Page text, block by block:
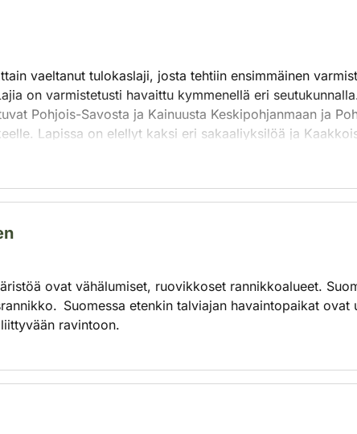
vaeltanut tulokaslaji, josta tehtiin ensimmäinen
on varmistetusti havaittu kymmenellä eri
Pohjois-Savosta ja Kainuusta Keskipohjanmaan ja
Lapissa on elellyt kaksi eri sakaaliyksilöä ja
laji, minkä takia sen on arvioitu hyötyvän
ovat vähälumiset, ruovikkoset rannikkoalueet.
Suomessa etenkin talviajan havaintopaikat ovat
ravintoon.